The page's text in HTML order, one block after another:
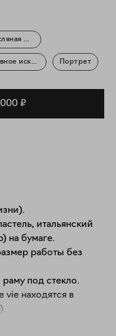
пастель
искусство Портрет
000 ₽
итальянский
на бумаге.
работы без
под стекло.
находятся в